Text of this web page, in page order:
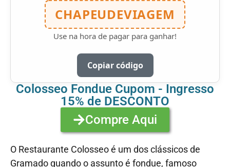
CHAPEUDEVIAGEM
Use na hora de pagar para ganhar!
Copiar código
Colosseo Fondue Cupom - Ingresso
15% de DESCONTO
Compre Aqui
O Restaurante Colosseo é um dos clássicos de
Gramado quando o assunto é fondue, famoso